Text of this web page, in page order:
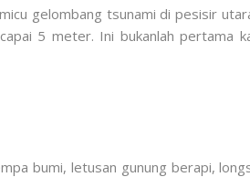
gelombang tsunami di pesisir
5 meter. Ini bukanlah pertama
bumi, letusan gunung berapi,